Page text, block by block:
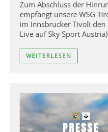
Zum Abschluss der
empfängt unsere WSG
im Innsbrucker Tivoli den
Live auf Sky Sport
WEITERLESEN